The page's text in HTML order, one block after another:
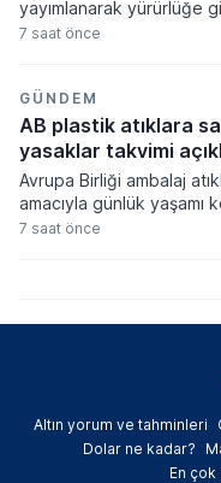
yayımlanarak yürürlüğe
üniversitelerinden
mevzuata aykırı eğitim
ağır cezalar verilmesi
7 saat önce
GÜNDEM
AB plastik atıklara
yasaklar takvimi
Avrupa Birliği ambalaj
amacıyla günlük yaşamı
değiştirecek geniş
kadar pek çok alanda
7 saat önce
Altın yorum ve tahminleri
Dolar ne kadar?
En